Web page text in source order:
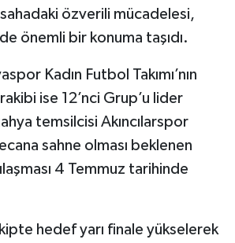
özverili mücadelesi,
önemli bir konuma taşıdı.
Kadın Futbol Takımı’nın
ise 12’nci Grup’u lider
temsilcisi Akıncılarspor
sahne olması beklenen
4 Temmuz tarihinde
hedef yarı finale yükselerek